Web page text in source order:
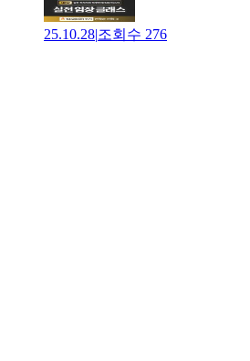
25.10.28|조회수 276